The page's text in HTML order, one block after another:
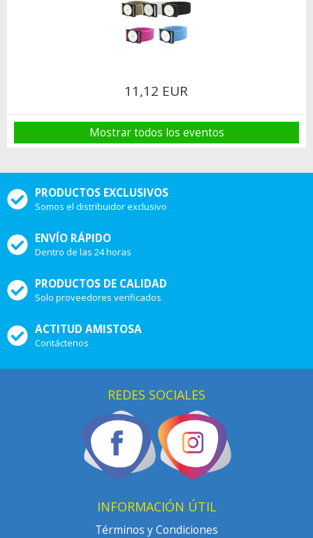
11,12 EUR
Mostrar todos los eventos
PRODUCTOS EXCLUSIVOS
Somos el distribuidor exclusivo
ENVÍO RÁPIDO
Dentro de las 24 horas
PRODUCTOS DE CALIDAD
Solo proveedores verificados
ACTITUD AMISTOSA
Contáctenos
REDES SOCIALES
INFORMACIÓN ÚTIL
Términos y Condiciones